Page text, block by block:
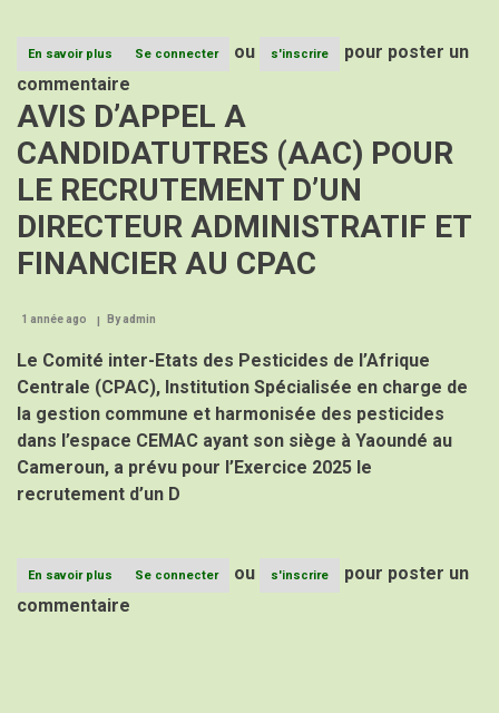
En savoir plus
APPEL
A
MANIFESTATION
D’INTERET
(AMI)
POUR
LE
RECRUTEMENT
D’UN
CHARGE
DE
CARTE
DE
LA
ZONE
CEMAC
Se connecter ou s'inscrire
pour poster un
commentaire
AVIS D’APPEL A
CANDIDATUTRES (AAC) POUR
LE RECRUTEMENT D’UN
DIRECTEUR ADMINISTRATIF ET
FINANCIER AU CPAC
1 année ago Byadmin
Le Comité inter-Etats des Pesticides de l’Afrique
Centrale (CPAC), Institution Spécialisée en charge de
la gestion commune et harmonisée des pesticides
dans l’espace CEMAC ayant son siège à Yaoundé au
Cameroun, a prévu pour l’Exercice 2025 le
recrutement d’un D
En savoir plus
AVIS
D’APPEL
Se connecter ou s'inscrire
pour poster un
commentaire